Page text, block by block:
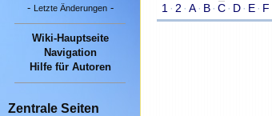
- Letzte Änderungen-
Wiki-Hauptseite
Navigation
Hilfe für Autoren
Zentrale Seiten
1 · 2 · A· B· C· D· E· F